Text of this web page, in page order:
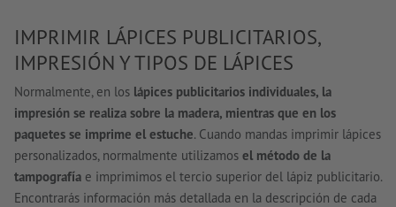
IMPRIMIR LÁPICES PUBLICITARIOS,
IMPRESIÓN Y TIPOS DE LÁPICES
Normalmente, en los lápices publicitarios individuales, la
impresión se realiza sobre la madera, mientras que en los
paquetes se imprime el estuche. Cuando mandas imprimir lápices
personalizados, normalmente utilizamos el método de la
tampografía e imprimimos el tercio superior del lápiz publicitario.
Encontrarás información más detallada en la descripción de cada